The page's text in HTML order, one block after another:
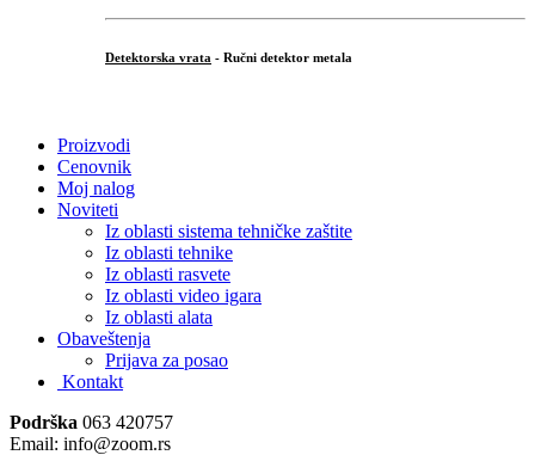
Detektorska vrata - Ručni detektor metala
Proizvodi
Cenovnik
Moj nalog
Noviteti
Iz oblasti sistema tehničke zaštite
Iz oblasti tehnike
Iz oblasti rasvete
Iz oblasti video igara
Iz oblasti alata
Obaveštenja
Prijava za posao
Kontakt
Podrška 063 420757
Email: info@zoom.rs